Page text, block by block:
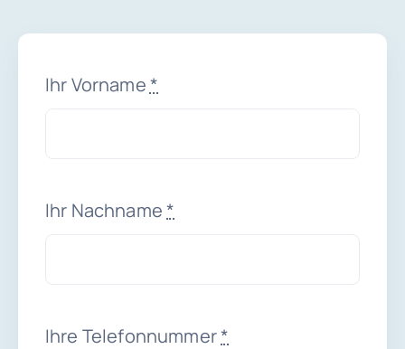
Ihr Vorname*
Ihr Nachname*
Ihre Telefonnummer*